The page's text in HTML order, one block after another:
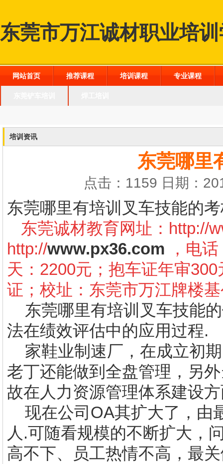
东莞市万江诚材职业培
网站首页 推荐课程 培训课程 专业课程
培训资讯
东莞哪里
点击：1159 日期：
东莞哪里有培训叉车技能的
东莞诚材教育网址： http://
http://www.px36.com ，电
天：2200元；抱车证年审
证；校址：东莞市万江牌楼
东莞哪里有培训叉车技能的
法在绩效评估中的应用过程.
家鞋业制速厂，在成立初
老丁还能做到全盘管理，另
故在人力资源管理体系建设
现在公司 OA其扩大了，由
人 .可随看规模的不断扩大，
高不下、员工热情不高，最